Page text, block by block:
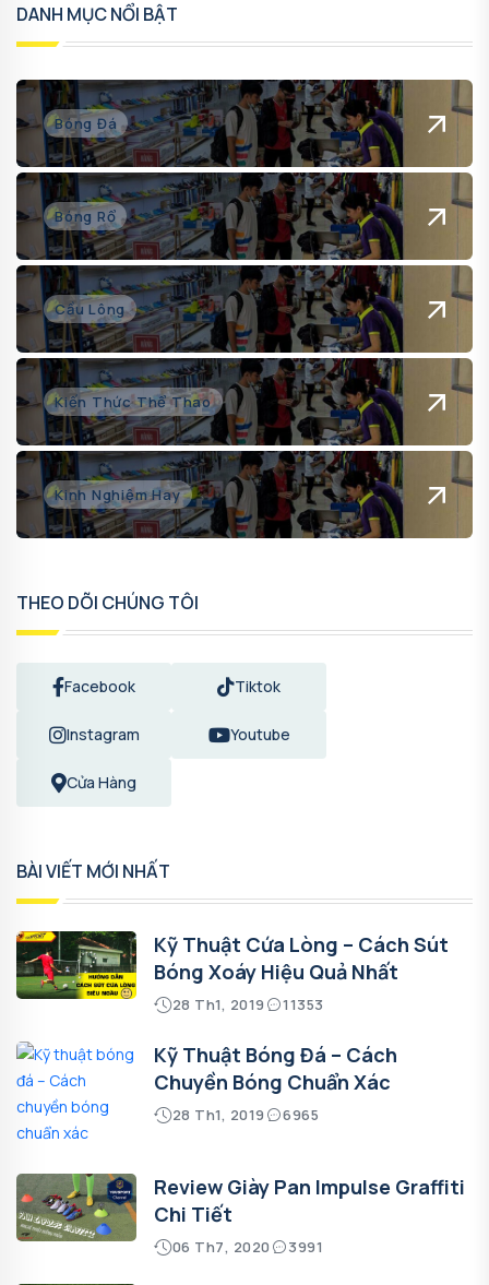
DANH MỤC NỔI BẬT
Bóng Đá
Bóng Rổ
Cầu Lông
Kiến Thức Thể Thao
Kinh Nghiệm Hay
THEO DÕI CHÚNG TÔI
Facebook Tiktok
Instagram Youtube
Cửa Hàng
BÀI VIẾT MỚI NHẤT
Kỹ Thuật Cứa Lòng – Cách Sút
Bóng Xoáy Hiệu Quả Nhất
28 Th1, 2019 11353
Kỹ Thuật Bóng Đá – Cách
Chuyền Bóng Chuẩn Xác
28 Th1, 2019 6965
Review Giày Pan Impulse Graffiti
Chi Tiết
06 Th7, 2020 3991